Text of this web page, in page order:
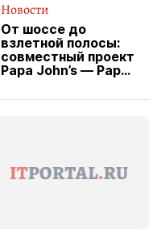
Новости
От шоссе до
взлетной полосы:
совместный проект
Papa John’s — Papa
вводит